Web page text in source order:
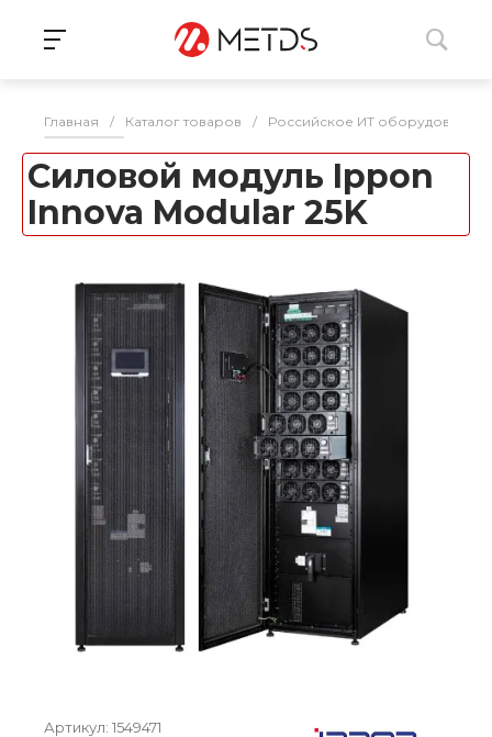
Главная / Каталог товаров / Российское ИТ оборудование
Силовой модуль Ippon
Innova Modular 25K
Артикул: 1549471